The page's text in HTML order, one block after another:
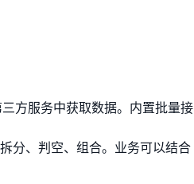
方服务中获取数据。内置批量接
分、判空、组合。业务可以结合